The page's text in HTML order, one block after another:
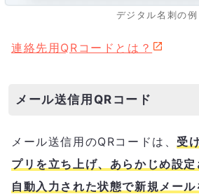
デジタル名刺の例
連絡先用QRコードとは？
メール送信用QRコード
メール送信用のQRコードは、 受
プリを立ち上げ、あらかじめ設
自動入力された状態で新規メー